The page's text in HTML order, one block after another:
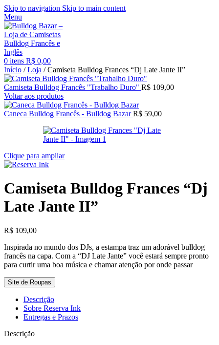
Skip to navigation Skip to main content
Menu
0 itens R$ 0,00
Início /Loja /Camiseta Bulldog Frances “Dj Late Jante II”
Camiseta Bulldog Francês "Trabalho Duro" R$ 109,00
Voltar aos produtos
Caneca Bulldog Francês - Bulldog BazarR$ 59,00
Clique para ampliar
Camiseta Bulldog Frances “Dj
Late Jante II”
R$ 109,00
Inspirada no mundo dos DJs, a estampa traz um adorável bulldog
francês na capa. Com a “DJ Late Jante” você estará sempre pronto
para curtir uma boa música e chamar atenção por onde passar
Site de Roupas
Descrição
Sobre Reserva Ink
Entregas e Prazos
Descrição